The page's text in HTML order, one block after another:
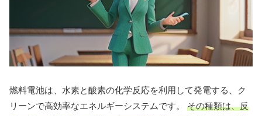
燃料電池は、水素と酸素の化学反応を利用して発電する、ク
リーンで高効率なエネルギーシステムです。 その種類は、反